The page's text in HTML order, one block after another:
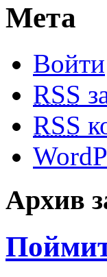
Мета
Войти
RSS
RSS
Архив